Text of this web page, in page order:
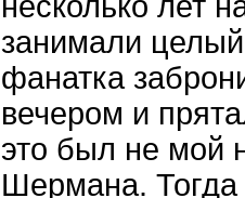
занимали
фанатка
вечером и
это был не мой
Шермана.